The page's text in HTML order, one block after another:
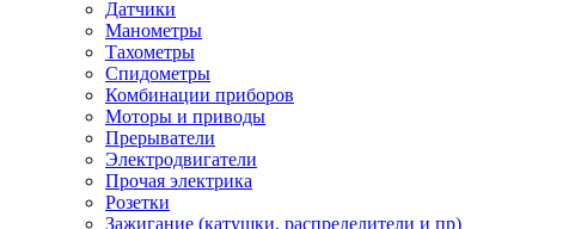
Датчики
Манометры
Тахометры
Спидометры
Комбинации приборов
Моторы и приводы
Прерыватели
Электродвигатели
Прочая электрика
Розетки
Зажигание (катушки, распределители и пр)